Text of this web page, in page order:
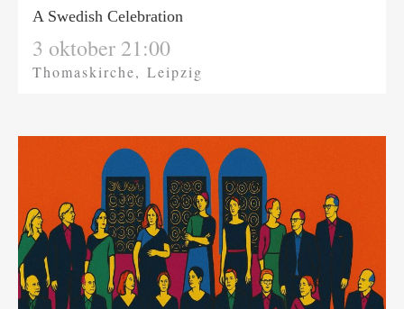
A Swedish Celebration
3 oktober 21:00
Thomaskirche, Leipzig